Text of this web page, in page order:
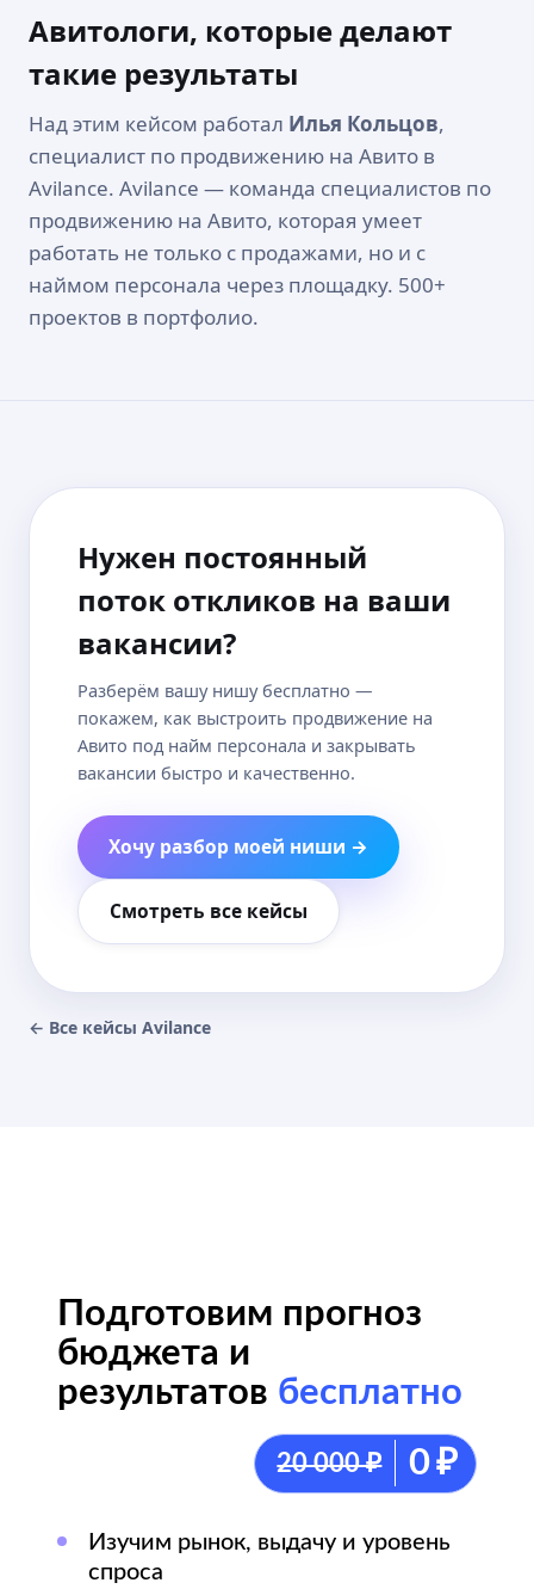
Авитологи, которые делают
такие результаты
Над этим кейсом работал Илья Кольцов,
специалист по продвижению на Авито в
Avilance. Avilance — команда специалистов по
продвижению на Авито, которая умеет
работать не только с продажами, но и с
наймом персонала через площадку. 500+
проектов в портфолио.
Нужен постоянный
поток откликов на ваши
вакансии?
Разберём вашу нишу бесплатно —
покажем, как выстроить продвижение на
Авито под найм персонала и закрывать
вакансии быстро и качественно.
Хочу разбор моей ниши →
Смотреть все кейсы
← Все кейсы Avilance